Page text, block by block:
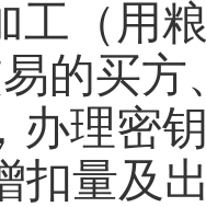
工（用
的买
办理密
扣量及